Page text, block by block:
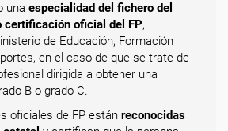
una especialidad del fichero del
certificación oficial del FP,
de Educación, Formación
en el caso de que se trate de
dirigida a obtener una
B o grado C.
oficiales de FP están reconocidas